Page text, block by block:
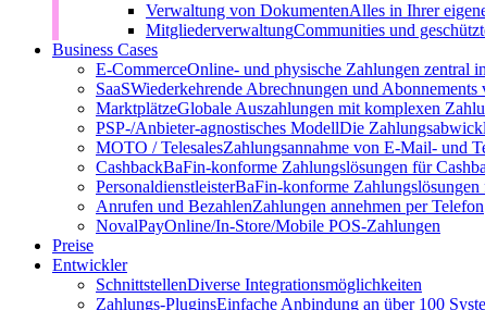
Verwaltung von DokumentenAlles in Ihrer
MitgliederverwaltungCommunities und
Business Cases
E-CommerceOnline- und physische Zahlungen zentral
SaaSWiederkehrende Abrechnungen und Abonnements
MarktplätzeGlobale Auszahlungen mit komplexen
PSP-/Anbieter‑agnostisches ModellDie
MOTO / TelesalesZahlungsannahme von E-Mail- und
CashbackBaFin-konforme Zahlungslösungen für
PersonaldienstleisterBaFin-konforme
Anrufen und BezahlenZahlungen annehmen per Telefon
NovalPayOnline/In-Store/Mobile POS-Zahlungen
Preise
Entwickler
SchnittstellenDiverse Integrationsmöglichkeiten
Zahlungs-PluginsEinfache Anbindung an über 100